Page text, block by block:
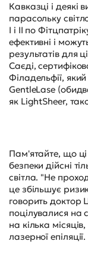
Кавказці і деякі
парасольку
I і II по
ефективні і
результатів для
Саєді,
Філадельфії,
GentleLase
як LightSheer,
Пам'ятайте, що ці
безпеки дійсні
світла. "Не
це збільшує
говорить доктор
поцілувалися на
на кілька
лазерної епіляції.